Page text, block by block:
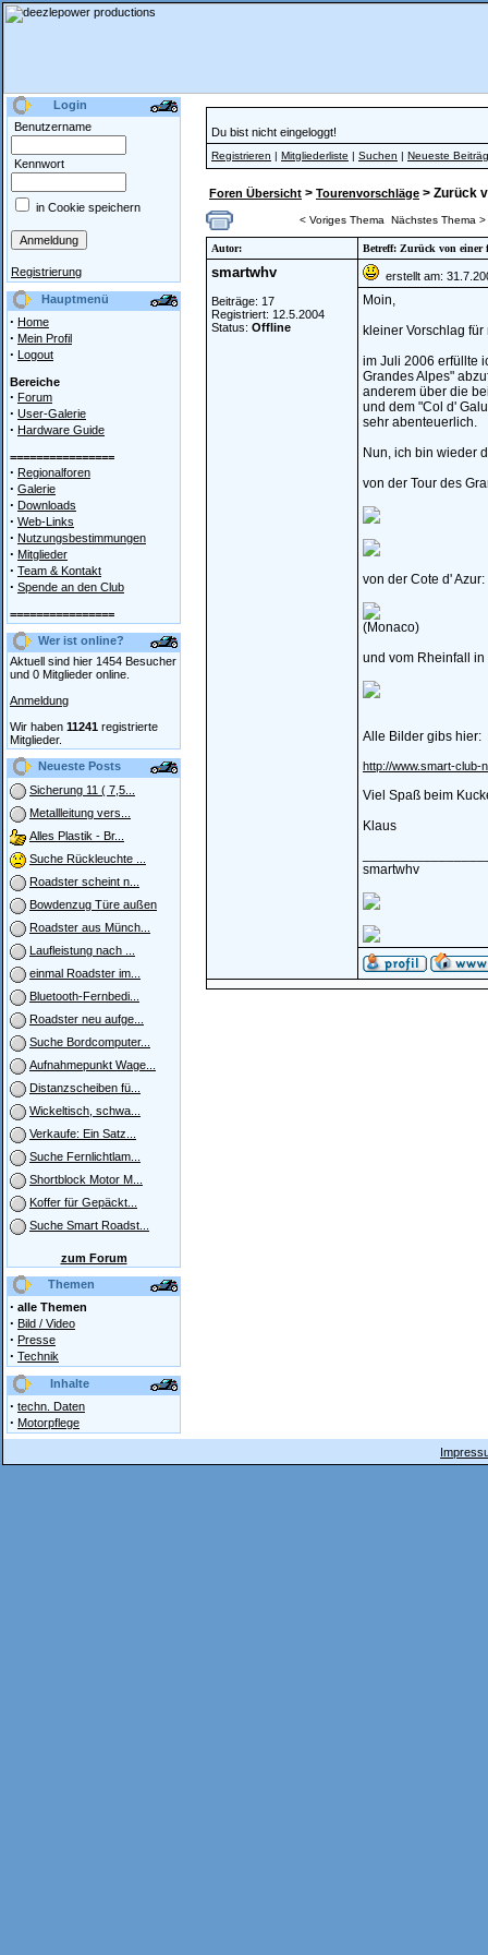
Login
Benutzername
Kennwort
in Cookie speichern
Registrierung
Hauptmenü
· Home
· Mein Profil
· Logout
Bereiche
· Forum
· User-Galerie
· Hardware Guide
================
· Regionalforen
· Galerie
· Downloads
· Web-Links
· Nutzungsbestimmungen
· Mitglieder
· Team & Kontakt
· Spende an den Club
================
Wer ist online?
Aktuell sind hier 1454 Besucher
und 0 Mitglieder online.
Anmeldung
Wir haben 11241 registrierte
Mitglieder.
Neueste Posts
Sicherung 11 ( 7,5...
Metallleitung vers...
Alles Plastik - Br...
Suche Rückleuchte ...
Roadster scheint n...
Bowdenzug Türe außen
Roadster aus Münch...
Laufleistung nach ...
einmal Roadster im...
Bluetooth-Fernbedi...
Roadster neu aufge...
Suche Bordcomputer...
Aufnahmepunkt Wage...
Distanzscheiben fü...
Wickeltisch, schwa...
Verkaufe: Ein Satz...
Suche Fernlichtlam...
Shortblock Motor M...
Koffer für Gepäckt...
Suche Smart Roadst...
zum Forum
Themen
· alle Themen
· Bild / Video
· Presse
· Technik
Inhalte
· techn. Daten
· Motorpflege
Du bist nicht eingeloggt!
Registrieren | Mitgliederliste | Suchen | Neueste
Foren Übersicht > Tourenvorschläge > Zurück
< Voriges Thema Nächstes Thema >
Autor: Betreff: Zurück von einer
smartwhv
Beiträge: 17
Registriert: 12.5.2004
Status: Offline
erstellt am:
Moin,
kleiner Vorschlag
im Juli 2006 erfüllte
Grandes Alpes"
anderem über die
und dem "Col d'
sehr abenteuerlich.
Nun, ich bin wieder
von der Tour des
von der Cote d' Azur:
(Monaco)
und vom Rheinfall in
Alle Bilder gibs hier:
http://www.smart-club-
Viel Spaß beim
Klaus
smartwhv